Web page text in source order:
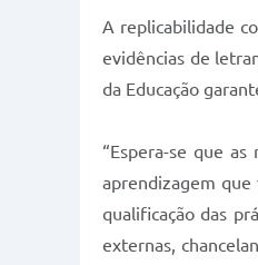
A replicabilidade
evidências de
da Educação
“Espera-se que
aprendizagem
qualificação das
externas,